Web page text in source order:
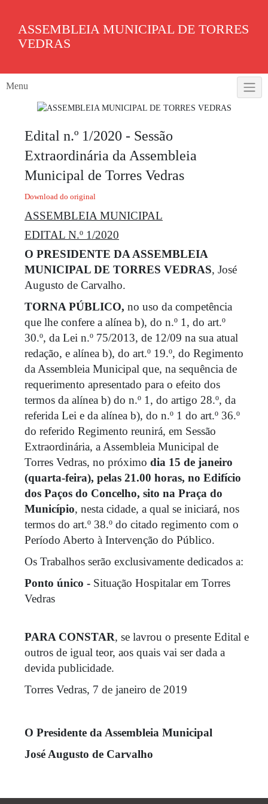
contentASSEMBLEIA MUNICIPAL DE TORRES
VEDRAS
Menu
Edital n.º 1/2020 - Sessão
Extraordinária da Assembleia
Municipal de Torres Vedras
Download do original
ASSEMBLEIA MUNICIPAL
EDITAL N.º 1/2020
O PRESIDENTE DA ASSEMBLEIA
MUNICIPAL DE TORRES VEDRAS, José
Augusto de Carvalho.
TORNA PÚBLICO, no uso da competência
que lhe confere a alínea b), do n.º 1, do art.º
30.º, da Lei n.º 75/2013, de 12/09 na sua atual
redação, e alínea b), do art.º 19.º, do Regimento
da Assembleia Municipal que, na sequência de
requerimento apresentado para o efeito dos
termos da alínea b) do n.º 1, do artigo 28.º, da
referida Lei e da alínea b), do n.º 1 do art.º 36.º
do referido Regimento reunirá, em Sessão
Extraordinária, a Assembleia Municipal de
Torres Vedras, no próximo dia 15 de janeiro
(quarta-feira), pelas 21.00 horas, no Edifício
dos Paços do Concelho, sito na Praça do
Município, nesta cidade, a qual se iniciará, nos
termos do art.º 38.º do citado regimento com o
Período Aberto à Intervenção do Público.
Os Trabalhos serão exclusivamente dedicados a:
Ponto único - Situação Hospitalar em Torres
Vedras
PARA CONSTAR, se lavrou o presente Edital e
outros de igual teor, aos quais vai ser dada a
devida publicidade.
Torres Vedras, 7 de janeiro de 2019
O Presidente da Assembleia Municipal
José Augusto de Carvalho